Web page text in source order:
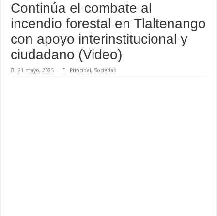
Continúa el combate al
incendio forestal en Tlaltenango
con apoyo interinstitucional y
ciudadano (Video)
21 mayo, 2025 Principal, Sociedad